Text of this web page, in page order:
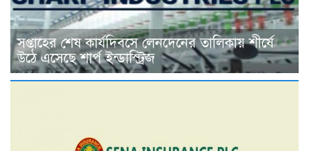
সপ্তাহের শেষ কার্যদিবসে লেনদেনের তালিকায় শীর্ষে
উঠে এসেছে শার্প ইন্ডাস্ট্রিজ